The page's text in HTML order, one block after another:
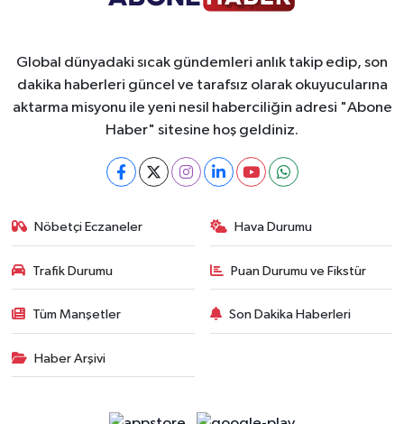
Global dünyadaki sıcak gündemleri anlık takip edip, son
dakika haberleri güncel ve tarafsız olarak okuyucularına
aktarma misyonu ile yeni nesil haberciliğin adresi "Abone
Haber" sitesine hoş geldiniz.
Nöbetçi Eczaneler Hava Durumu
Trafik Durumu Puan Durumu ve Fikstür
Tüm Manşetler Son Dakika Haberleri
Haber Arşivi